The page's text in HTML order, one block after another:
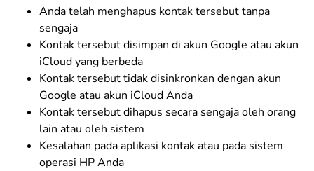
Anda telah menghapus kontak tersebut tanpa
sengaja
Kontak tersebut disimpan di akun Google atau akun
iCloud yang berbeda
Kontak tersebut tidak disinkronkan dengan akun
Google atau akun iCloud Anda
Kontak tersebut dihapus secara sengaja oleh orang
lain atau oleh sistem
Kesalahan pada aplikasi kontak atau pada sistem
operasi HP Anda